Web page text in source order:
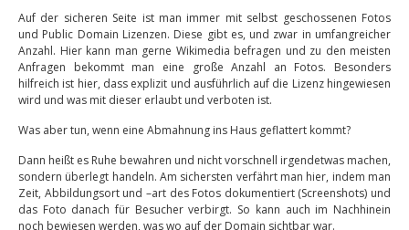
Auf der sicheren Seite ist man immer mit selbst geschossenen Fotos
und Public Domain Lizenzen. Diese gibt es, und zwar in umfangreicher
Anzahl. Hier kann man gerne Wikimedia befragen und zu den meisten
Anfragen bekommt man eine große Anzahl an Fotos. Besonders
hilfreich ist hier, dass explizit und ausführlich auf die Lizenz hingewiesen
wird und was mit dieser erlaubt und verboten ist.
Was aber tun, wenn eine Abmahnung ins Haus geflattert kommt?
Dann heißt es Ruhe bewahren und nicht vorschnell irgendetwas machen,
sondern überlegt handeln. Am sichersten verfährt man hier, indem man
Zeit, Abbildungsort und –art des Fotos dokumentiert (Screenshots) und
das Foto danach für Besucher verbirgt. So kann auch im Nachhinein
noch bewiesen werden, was wo auf der Domain sichtbar war.